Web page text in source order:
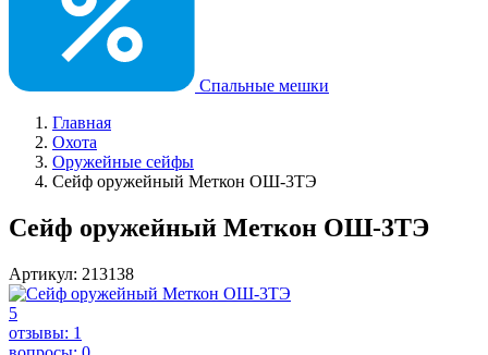
Спальные мешки
Главная
Охота
Оружейные сейфы
Сейф оружейный Меткон ОШ-3ТЭ
Сейф оружейный Меткон ОШ-3ТЭ
Артикул: 213138
5
отзывы: 1